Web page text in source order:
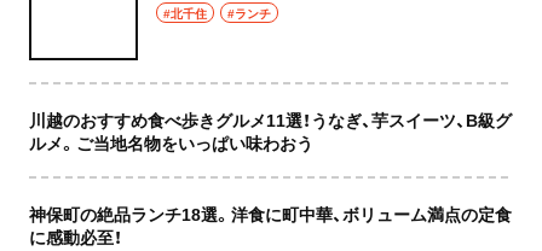
な店もおしゃれな店も網羅してご紹介！
#北千住 #ランチ
川越のおすすめ食べ歩きグルメ11選！うなぎ、芋スイーツ、B級グ
ルメ。ご当地名物をいっぱい味わおう
神保町の絶品ランチ18選。洋食に町中華、ボリューム満点の定食
に感動必至！